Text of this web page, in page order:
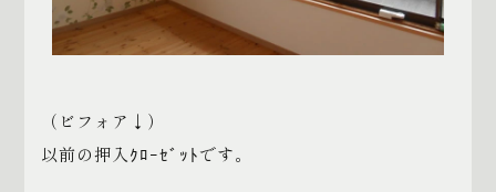
（ビフォア↓）
以前の押入ｸﾛｰｾﾞｯﾄです。